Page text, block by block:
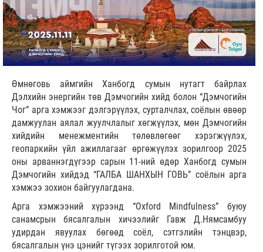
Өмнөговь аймгийн Ханбогд сумын нутагт байрлах
Дэлхийн энергийн төв Дэмчогийн хийд болон “Дэмчогийн
Чог” арга хэмжээг дэлгэрүүлэх, сурталчлах, соёлын өвөөр
дамжуулан аялал жуулчлалыг хөгжүүлэх, мөн Дэмчогийн
хийдийн менежментийн төлөвлөгөөг хэрэгжүүлэх,
геопаркийн үйл ажиллагааг өргөжүүлэх зорилгоор 2025
оны арваннэгдүгээр сарын 11-ний өдөр Ханбогд сумын
Дэмчогийн хийдэд “ГАЛБА ШАНХЫН ГОВЬ” соёлын арга
хэмжээ зохион байгуулагдана.
Арга хэмжээний хүрээнд “Oxford Mindfulness” буюу
санамсрын бясалгалын хичээлийг Гавж Д.Нямсамбуу
удирдан явуулах бөгөөд соёл, сэтгэлийн тэнцвэр,
бясалгалын үнэ цэнийг түгээх зорилготой юм.